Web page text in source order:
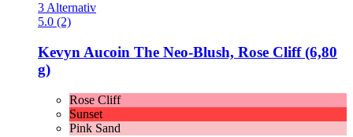
3 Alternativ
5.0 (2)
Kevyn Aucoin The Neo-​Blush, Rose Cliff (6,80
g)
Rose Cliff
Sunset
Pink Sand